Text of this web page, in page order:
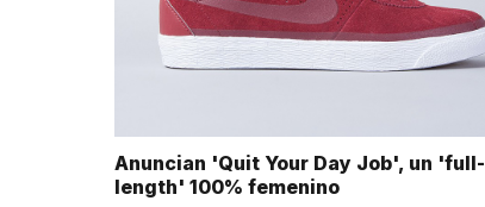
Anuncian 'Quit Your Day Job', un 'full-
length' 100% femenino